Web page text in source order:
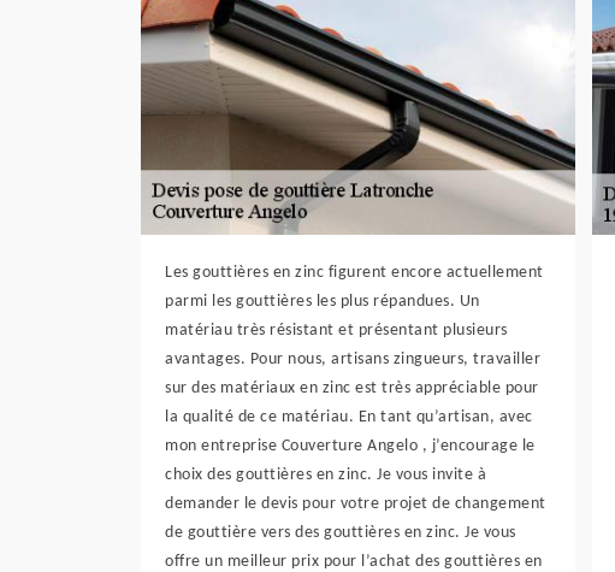
Les gouttières en zinc figurent encore actuellement
parmi les gouttières les plus répandues. Un
matériau très résistant et présentant plusieurs
avantages. Pour nous, artisans zingueurs, travailler
sur des matériaux en zinc est très appréciable pour
la qualité de ce matériau. En tant qu’artisan, avec
mon entreprise Couverture Angelo , j’encourage le
choix des gouttières en zinc. Je vous invite à
demander le devis pour votre projet de changement
de gouttière vers des gouttières en zinc. Je vous
offre un meilleur prix pour l’achat des gouttières en